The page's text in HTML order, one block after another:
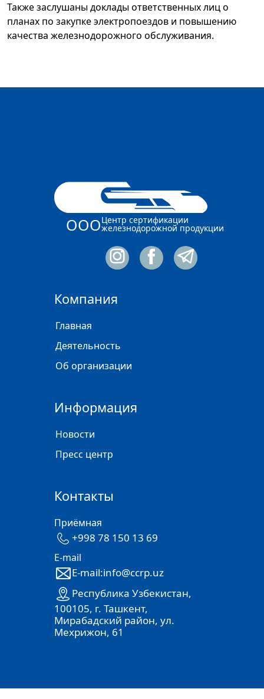
Также заслушаны доклады ответственных лиц о
планах по закупке электропоездов и повышению
качества железнодорожного обслуживания.
ОООЦентр сертификации
железнодорожной продукции
Компания
Главная
Деятельность
Об организации
Информация
Новости
Пресс центр
Контакты
Приёмная
+998 78 150 13 69
E-mail
E-mail:info@ccrp.uz
Республика Узбекистан,
100105, г. Ташкент,
Мирабадский район, ул.
Мехрижон, 61